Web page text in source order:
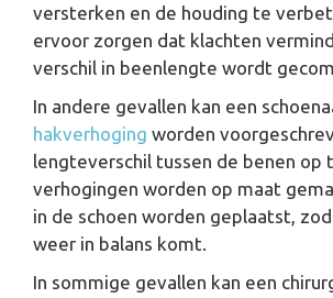
versterken en de houding te
ervoor zorgen dat klachten
verschil in beenlengte wordt
In andere gevallen kan een
hakverhoging worden
lengteverschil tussen de benen op
verhogingen worden op maat
in de schoen worden geplaatst,
weer in balans komt.
In sommige gevallen kan een